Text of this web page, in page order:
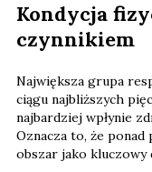
Kondycja
czynnikiem
Największa grupa
ciągu najbliższych
najbardziej wpłynie
Oznacza to, że ponad
obszar jako kluczowy